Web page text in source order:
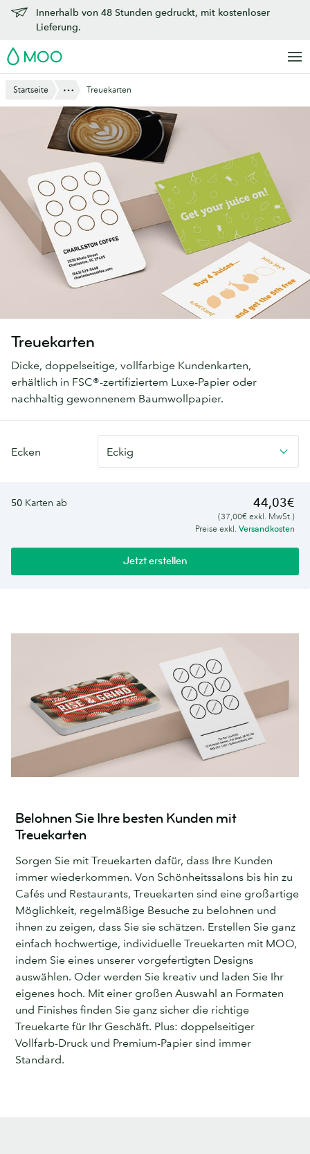
Zu
Hauptinhalt
Innerhalb von 48 Stunden gedruckt, mit kostenloser
Lieferung.
MOO
Startseite Anzeigen
Treuekarten
Treuekarten
Dicke, doppelseitige, vollfarbige Kundenkarten,
erhältlich in FSC®-zertifiziertem Luxe-Papier oder
nachhaltig gewonnenem Baumwollpapier.
Ecken Eckig
50 Karten ab 44,03€
(37,00€ exkl. MwSt.)
Preise exkl. Versandkosten
Jetzt erstellen
Belohnen Sie Ihre besten Kunden mit
Treuekarten
Sorgen Sie mit Treuekarten dafür, dass Ihre Kunden
immer wiederkommen. Von Schönheitssalons bis hin zu
Cafés und Restaurants, Treuekarten sind eine großartige
Möglichkeit, regelmäßige Besuche zu belohnen und
ihnen zu zeigen, dass Sie sie schätzen. Erstellen Sie ganz
einfach hochwertige, individuelle Treuekarten mit MOO,
indem Sie eines unserer vorgefertigten Designs
auswählen. Oder werden Sie kreativ und laden Sie Ihr
eigenes hoch. Mit einer großen Auswahl an Formaten
und Finishes finden Sie ganz sicher die richtige
Treuekarte für Ihr Geschäft. Plus: doppelseitiger
Vollfarb-Druck und Premium-Papier sind immer
Standard.